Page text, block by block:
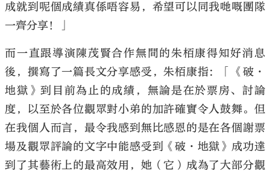
成就到呢個成績真係唔容易，希望可以同我哋嘅團隊
一齊分享！」
而一直跟導演陳茂賢合作無間的朱栢康得知好消息
後，撰寫了一篇長文分享感受，朱栢康指：「《破·
地獄》到目前為止的成績，無論是在於票房、討論
度，以至於各位觀眾對小弟的加許確實令人鼓舞。但
在我個人而言，最令我感到無比感恩的是在各個謝票
場及觀眾評論的文字中能感受到《破·地獄》成功達
到了其藝術上的最高效用，她（它）成為了大部分觀